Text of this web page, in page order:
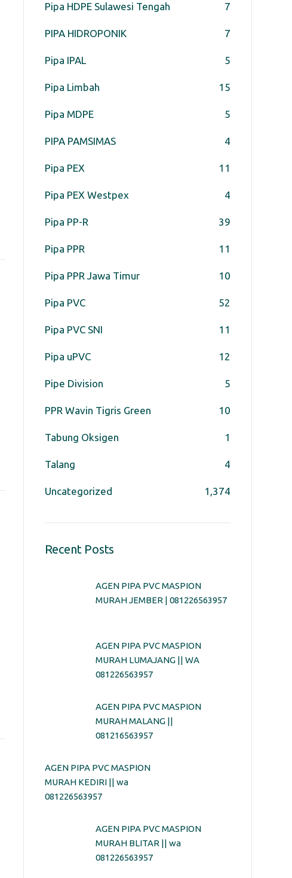
Pipa HDPE Sulawesi Tengah 7
PIPA HIDROPONIK 7
Pipa IPAL 5
Pipa Limbah 15
Pipa MDPE 5
PIPA PAMSIMAS 4
Pipa PEX 11
Pipa PEX Westpex 4
Pipa PP-R 39
Pipa PPR 11
Pipa PPR Jawa Timur 10
Pipa PVC 52
Pipa PVC SNI 11
Pipa uPVC 12
Pipe Division 5
PPR Wavin Tigris Green 10
Tabung Oksigen 1
Talang 4
Uncategorized 1,374
Recent Posts
AGEN PIPA PVC MASPION
MURAH JEMBER | 081226563957
AGEN PIPA PVC MASPION
MURAH LUMAJANG || WA
081226563957
AGEN PIPA PVC MASPION
MURAH MALANG ||
081216563957
AGEN PIPA PVC MASPION
MURAH KEDIRI || wa
081226563957
AGEN PIPA PVC MASPION
MURAH BLITAR || wa
081226563957